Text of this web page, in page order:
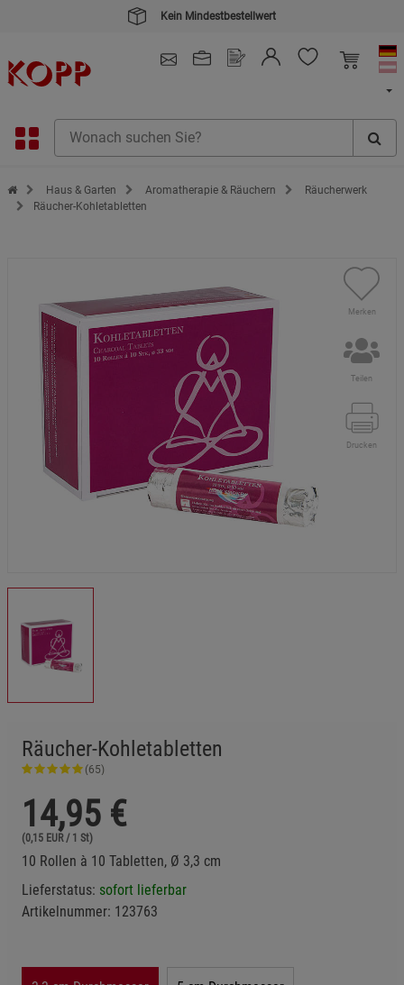
Kein Mindestbestellwert
Zur Startseite des Kopp Verlag Online-Shop
Haus & Garten Aromatherapie & Räuchern
Räucherwerk
Räucher-Kohletabletten
Merken
Teilen
Drucken
Räucher-Kohletabletten
(65)
14,95 €
(0,15 EUR / 1 St)
10 Rollen à 10 Tabletten, Ø 3,3 cm
Lieferstatus: sofort lieferbar
Artikelnummer: 123763